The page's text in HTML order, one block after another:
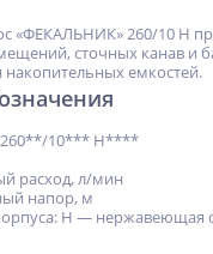
«ФЕКАЛЬНИК» 260/10 Н
сточных канав и
накопительных емкостей.
10*** Н****
расход, л/мин
напор, м
Н — нержавеющая